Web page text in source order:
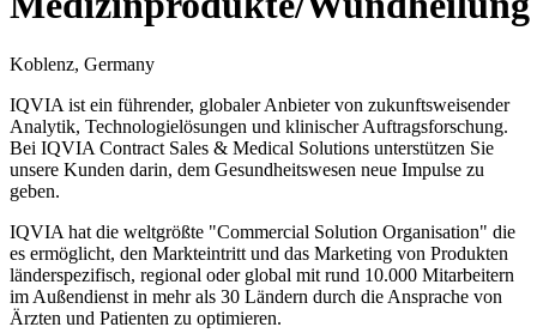
Koblenz, Germany
IQVIA ist ein führender, globaler Anbieter von zukunftsweisender
Analytik, Technologielösungen und klinischer Auftragsforschung.
Bei IQVIA Contract Sales & Medical Solutions unterstützen Sie
unsere Kunden darin, dem Gesundheitswesen neue Impulse zu
geben.
IQVIA hat die weltgrößte "Commercial Solution Organisation" die
es ermöglicht, den Markteintritt und das Marketing von Produkten
länderspezifisch, regional oder global mit rund 10.000 Mitarbeitern
im Außendienst in mehr als 30 Ländern durch die Ansprache von
Ärzten und Patienten zu optimieren.